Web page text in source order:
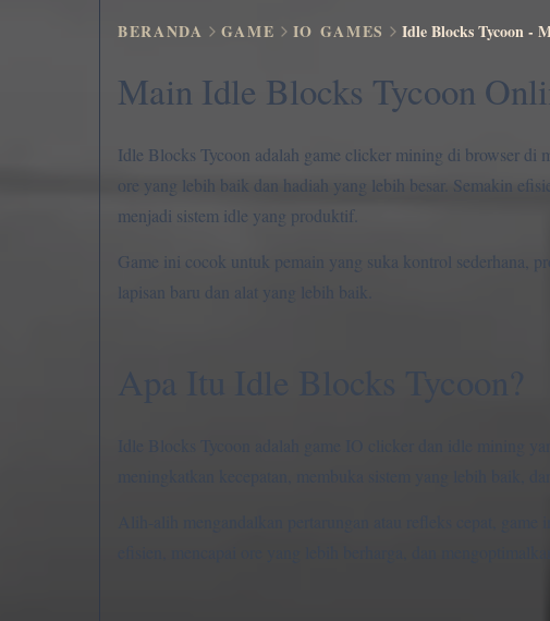
BERANDA GAME IO GAMES Idle Blocks Tycoon -
Main Idle Blocks Tycoon
Idle Blocks Tycoon adalah game clicker mining di browser di
ore yang lebih baik dan hadiah yang lebih besar. Semakin
menjadi sistem idle yang produktif.
Game ini cocok untuk pemain yang suka kontrol sederhana,
lapisan baru dan alat yang lebih baik.
Apa Itu Idle Blocks Tycoon?
Idle Blocks Tycoon adalah game IO clicker dan idle mining
meningkatkan kecepatan, membuka sistem yang lebih baik,
Alih-alih mengandalkan pertarungan atau refleks cepat,
efisien, mencapai ore yang lebih berharga, dan